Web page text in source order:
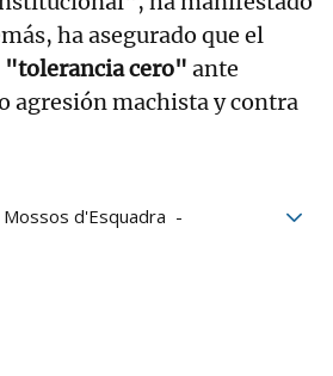
ha asegurado que el
"tolerancia cero" ante
agresión machista y contra
Mossos d'Esquadra